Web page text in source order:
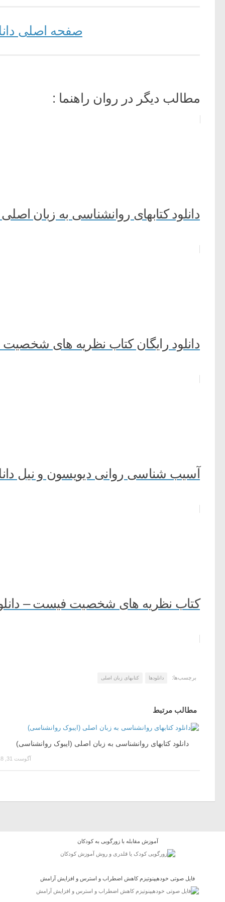
صفحه اصلی
مطالب دیگر در روان راهنما :
دانلود کتابهای روانشناسی به زبان
دانلود رایگان کتاب نظریه های
آسیب شناسی روانی دیویسون و نیل
کتاب نظریه های شخصیت فیست –
برچسب‌ها: دانلودها کتابهای زبان اصلی
مطالب مرتبط
دانلود کتابهای روانشناسی به زبان اصلی (ایبوک روانشناسی)
آگوست 31, 2018
آموزش مقابله با زورگویی به کودکان
فایل صوتی خودهیپنوتیزم کاهش اضطراب و استرس و افزایش آرامش